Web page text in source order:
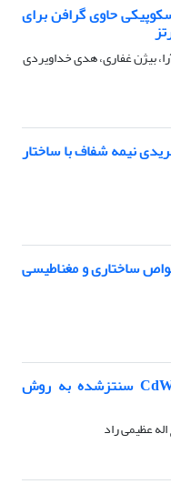
حاوی گرافن برای
بیژن غفاری، هدی خداویردی
نیمه‌ شفاف با ساختار
ساختاری و مغناطیسی
خواص نورتابی تنگستات کادمیم CdWO4 سنتزشده به روش
عظیمی راد